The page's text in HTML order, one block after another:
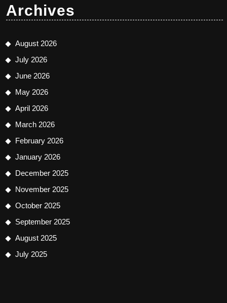
Archives
August 2026
July 2026
June 2026
May 2026
April 2026
March 2026
February 2026
January 2026
December 2025
November 2025
October 2025
September 2025
August 2025
July 2025